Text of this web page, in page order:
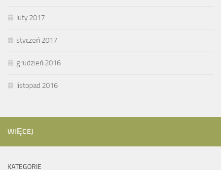
luty 2017
styczeń 2017
grudzień 2016
listopad 2016
WIĘCEJ
KATEGORIE